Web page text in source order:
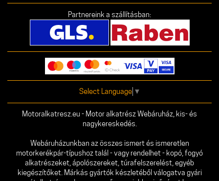
Partnereink a szállításban:
Select Language ▼
Motoralkatresz.eu - Motor alkatrész Webáruház, kis- és
nagykereskedés.
Webáruházunkban az összes ismert és ismeretlen
motorkerékpár-típushoz talál - vagy rendelhet - kopó, fogyó
alkatrészeket, ápolószereket, túrafelszerelést, egyéb
kiegészítőket. Márkás gyártók készletéből válogatva gyári